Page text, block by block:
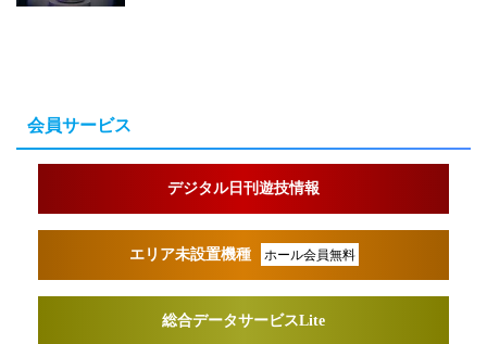
会員サービス
デジタル日刊遊技情報
エリア未設置機種 ホール会員無料
総合データサービスLite